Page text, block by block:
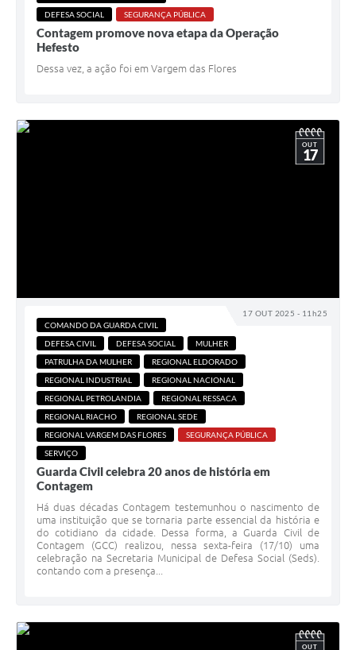
DEFESA SOCIAL
SEGURANÇA PÚBLICA
Contagem promove nova etapa da Operação
Hefesto
Dessa vez, a ação foi em Vargem das Flores
17 OUT 2025 - 11h25
OUT
17
COMANDO DA GUARDA CIVIL
DEFESA CIVIL
DEFESA SOCIAL
MULHER
PATRULHA DA MULHER
REGIONAL ELDORADO
REGIONAL INDUSTRIAL
REGIONAL NACIONAL
REGIONAL PETROLANDIA
REGIONAL RESSACA
REGIONAL RIACHO
REGIONAL SEDE
REGIONAL VARGEM DAS FLORES
SEGURANÇA PÚBLICA
SERVIÇO
Guarda Civil celebra 20 anos de história em
Contagem
Há duas décadas Contagem testemunhou o nascimento de
uma instituição que se tornaria parte essencial da história e
do cotidiano da cidade. Dessa forma, a Guarda Civil de
Contagem (GCC) realizou, nessa sexta-feira (17/10) uma
celebração na Secretaria Municipal de Defesa Social (Seds).
contando com a presença...
OUT